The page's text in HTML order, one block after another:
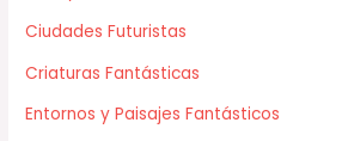
Ciudades Futuristas
Criaturas Fantásticas
Entornos y Paisajes Fantásticos